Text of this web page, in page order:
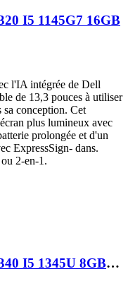
I5 1145G7 16GB
l'IA intégrée de Dell
de 13,3 pouces à utiliser
sa conception. Cet
plus lumineux avec
prolongée et d'un
ExpressSign- dans.
2-en-1.
LAPTOP DELL LATITUDE 5340 I5 1345U 8GB 256SSD 13.3″TACTILE X360